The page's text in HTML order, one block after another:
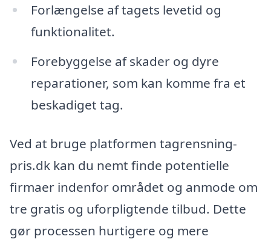
Forlængelse af tagets levetid og
funktionalitet.
Forebyggelse af skader og dyre
reparationer, som kan komme fra et
beskadiget tag.
Ved at bruge platformen tagrensning-
pris.dk kan du nemt finde potentielle
firmaer indenfor området og anmode om
tre gratis og uforpligtende tilbud. Dette
gør processen hurtigere og mere